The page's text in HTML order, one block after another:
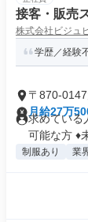
接客・販売
株式会社ビジュ
学歴／経験
〒870-
月給27万
求めてい
可能な方 ♦︎
制服あり 業